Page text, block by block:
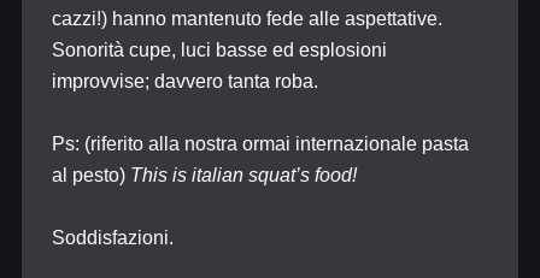
cazzi!) hanno mantenuto fede alle aspettative.
Sonorità cupe, luci basse ed esplosioni
improvvise; davvero tanta roba.
Ps: (riferito alla nostra ormai internazionale pasta
al pesto) This is italian squat’s food!
Soddisfazioni.